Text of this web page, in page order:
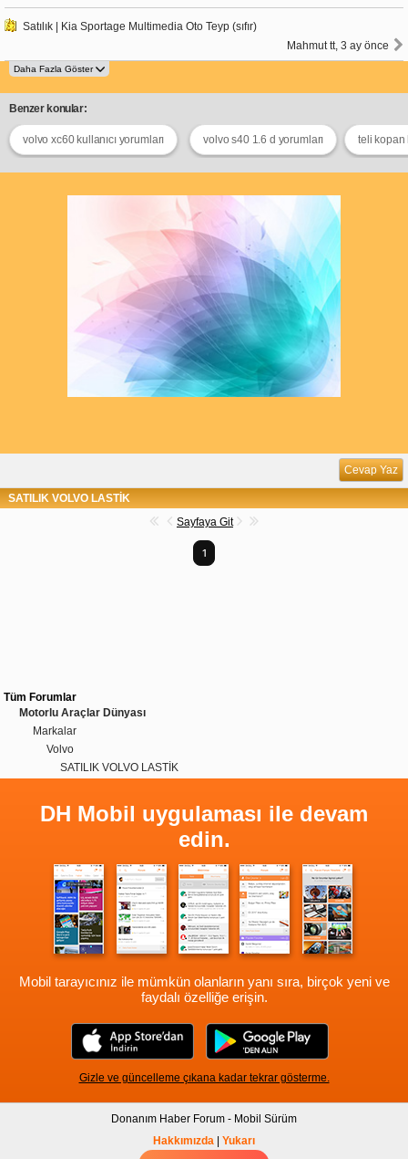
Satılık | Kia Sportage Multimedia Oto Teyp (sıfır)
Mahmut tt, 3 ay önce
Benzer konular:
volvo xc60 kullanıcı yorumları volvo s40 1.6 d yorumları teli kopan
Cevap Yaz
SATILIK VOLVO LASTİK
Sayfaya Git
1
Tüm Forumlar
Motorlu Araçlar Dünyası
Markalar
Volvo
SATILIK VOLVO LASTİK
DH Mobil uygulaması ile devam
edin.
Mobil tarayıcınız ile mümkün olanların yanı sıra, birçok yeni ve
faydalı özelliğe erişin.
Gizle ve güncelleme çıkana kadar tekrar gösterme.
Donanım Haber Forum - Mobil Sürüm
Hakkımızda | Yukarı